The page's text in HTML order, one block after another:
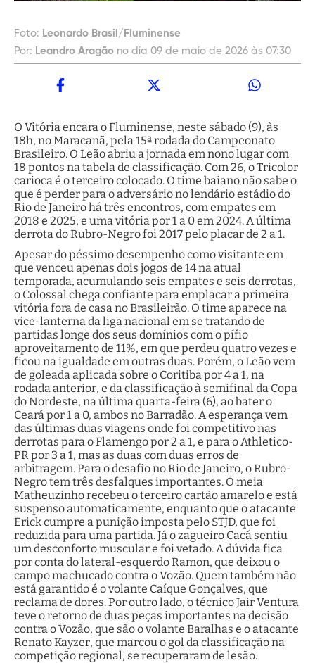
Foto: Leonardo Brasil/Fluminense
Por: Leandro Aragão no dia 09 de maio de 2026 às 07:30
O Vitória encara o Fluminense, neste sábado (9), às
18h, no Maracanã, pela 15ª rodada do Campeonato
Brasileiro. O Leão abriu a jornada em nono lugar com
18 pontos na tabela de classificação. Com 26, o Tricolor
carioca é o terceiro colocado. O time baiano não sabe o
que é perder para o adversário no lendário estádio do
Rio de Janeiro há três encontros, com empates em
2018 e 2025, e uma vitória por 1 a 0 em 2024. A última
derrota do Rubro-Negro foi 2017 pelo placar de 2 a 1.
Apesar do péssimo desempenho como visitante em
que venceu apenas dois jogos de 14 na atual
temporada, acumulando seis empates e seis derrotas,
o Colossal chega confiante para emplacar a primeira
vitória fora de casa no Brasileirão. O time aparece na
vice-lanterna da liga nacional em se tratando de
partidas longe dos seus domínios com o pífio
aproveitamento de 11%, em que perdeu quatro vezes e
ficou na igualdade em outras duas. Porém, o Leão vem
de goleada aplicada sobre o Coritiba por 4 a 1, na
rodada anterior, e da classificação à semifinal da Copa
do Nordeste, na última quarta-feira (6), ao bater o
Ceará por 1 a 0, ambos no Barradão. A esperança vem
das últimas duas viagens onde foi competitivo nas
derrotas para o Flamengo por 2 a 1, e para o Athletico-
PR por 3 a 1, mas as duas com duas erros de
arbitragem. Para o desafio no Rio de Janeiro, o Rubro-
Negro tem três desfalques importantes. O meia
Matheuzinho recebeu o terceiro cartão amarelo e está
suspenso automaticamente, enquanto que o atacante
Erick cumpre a punição imposta pelo STJD, que foi
reduzida para uma partida. Já o zagueiro Cacá sentiu
um desconforto muscular e foi vetado. A dúvida fica
por conta do lateral-esquerdo Ramon, que deixou o
campo machucado contra o Vozão. Quem também não
está garantido é o volante Caíque Gonçalves, que
reclama de dores. Por outro lado, o técnico Jair Ventura
teve o retorno de duas peças importantes na decisão
contra o Vozão, que são o volante Baralhas e o atacante
Renato Kayzer, que marcou o gol da classificação na
competição regional, se recuperaram de lesão.